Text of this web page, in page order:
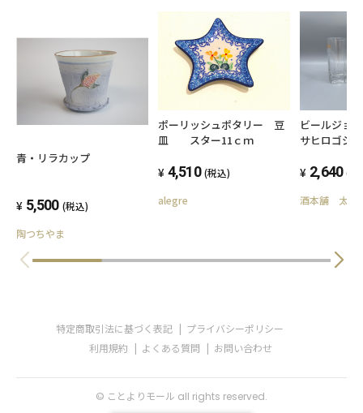
青・リラカップ
5,500 (税込)
陶つちやま
ポーリッシュポタリー 豆
皿 スター11ｃｍ
4,510 (税込)
alegre
ビールジョ
サヒロゴジ
2,640 (税
酒本舗 太右
特定商取引法に基づく表記
プライバシーポリシー
利用規約
よくある質問 お問い合わせ
© ことよりモール all rights reserved.